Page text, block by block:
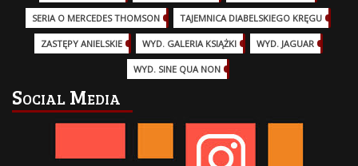
SERIA O MERCEDES THOMSON (11)TAJEMNICA DIABELSKIEGO KRĘGU
ZASTĘPY ANIELSKIE WYD. GALERIA KSIĄŻKI WYD. JAGUAR
WYD. SINE QUA NON
Social Media